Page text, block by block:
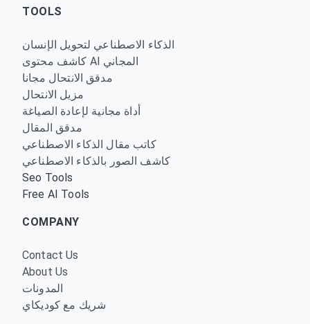
TOOLS
الذكاء الاصطناعي لتحويل الإنسان
كاشف محتوى AI المجاني
مدقق الانتحال مجانا
مزيل الانتحال
أداة مجانية لإعادة الصياغة
مدقق المقال
كاتب مقال الذكاء الاصطناعي
كاشف الصور بالذكاء الاصطناعي
Seo Tools
Free AI Tools
COMPANY
Contact Us
About Us
المدونات
شريك مع كوديكاي